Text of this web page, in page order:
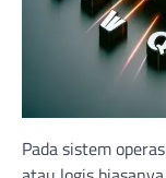
Pada sistem